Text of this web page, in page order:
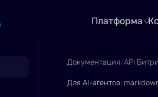
Платформа
Документация/API
Для AI-агентов: